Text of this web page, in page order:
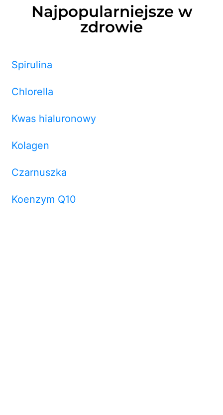
Najpopularniejsze w
zdrowie
Spirulina
Chlorella
Kwas hialuronowy
Kolagen
Czarnuszka
Koenzym Q10